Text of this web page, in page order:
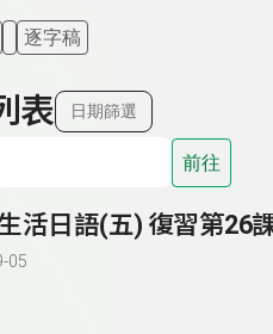
逐字稿
表 日期篩選
前往
活日語(五) 復習第26
05